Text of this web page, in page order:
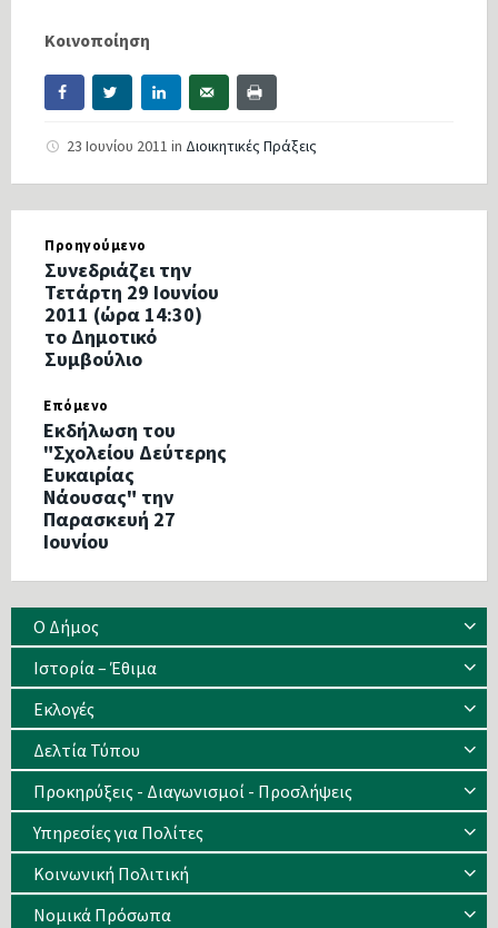
Κοινοποίηση
23 Ιουνίου 2011 in Διοικητικές Πράξεις
Προηγούμενο
Συνεδριάζει την
Τετάρτη 29 Ιουνίου
2011 (ώρα 14:30)
το Δημοτικό
Συμβούλιο
Επόμενο
Εκδήλωση του
"Σχολείου Δεύτερης
Ευκαιρίας
Νάουσας" την
Παρασκευή 27
Ιουνίου
Ο Δήμος
Ιστορία – Έθιμα
Eκλογές
Δελτία Τύπου
Προκηρύξεις - Διαγωνισμοί - Προσλήψεις
Υπηρεσίες για Πολίτες
Κοινωνική Πολιτική
Νομικά Πρόσωπα